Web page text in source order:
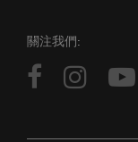
關注我們: